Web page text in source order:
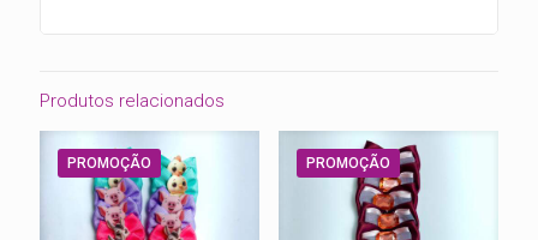
Produtos relacionados
PROMOÇÃO PROMOÇÃO